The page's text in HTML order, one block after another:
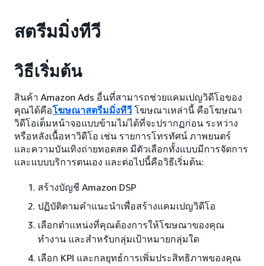
สตรีมมิ่งทีวี
วิธีเริ่มต้น
สินค้า Amazon Ads อื่นที่สามารถช่วยแคมเปญวิดีโอของ
คุณได้คือโฆษณาสตรีมมิ่งทีวี โฆษณาเหล่านี้ คือโฆษณา
วิดีโอเต็มหน้าจอแบบข้ามไม่ได้ที่จะปรากฏก่อน ระหว่าง
หรือหลังเนื้อหาวิดีโอ เช่น รายการโทรทัศน์ ภาพยนตร์
และความบันเทิงถ่ายทอดสด มีตัวเลือกทั้งแบบมีการจัดการ
และแบบบริการตนเอง และต่อไปนี้คือวิธีเริ่มต้น:
สร้างบัญชี Amazon DSP
ปฏิบัติตามคำแนะนำเพื่อสร้างแคมเปญวิดีโอ
เลือกตำแหน่งที่คุณต้องการให้โฆษณาของคุณ
ทำงาน และสำหรับกลุ่มเป้าหมายกลุ่มใด
เลือก KPI และกลยุทธ์การเพิ่มประสิทธิภาพของคุณ